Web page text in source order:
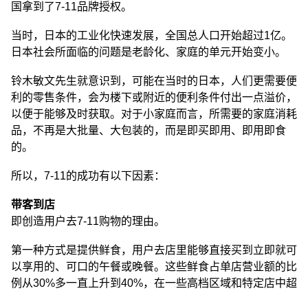
国拿到了7-11品牌授权。
当时，日本的工业化快速发展，全国总人口开始超过1亿。
日本社会所面临的问题是老龄化、家庭的单元开始变小。
铃木敏文先生就意识到，可能在当时的日本，人们更需要便
利的零售条件，会为楼下或附近的便利条件付出一点溢价，
以便于能够及时获取。对于小家庭而言，所需要的家庭消耗
品，不再是大批量、大包装的，而是即买即用、即用即食
的。
所以，7-11的成功有以下因素：
带客到店
即创造用户去7-11购物的理由。
第一种方式是提供鲜食，用户去店里能够直接买到立即就可
以享用的、可口的午餐或晚餐。这些鲜食占单店营业额的比
例从30%多一直上升到40%，在一些高档区域和特定店中超